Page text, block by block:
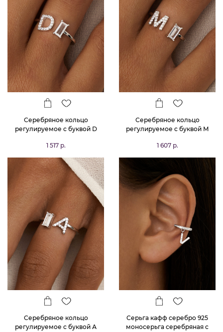
Серебряное кольцо
регулируемое с буквой D
1 517 р.
Серебряное кольцо
регулируемое с буквой М
1 607 р.
Серебряное кольцо
регулируемое с буквой А
Серьга кафф серебро 925
моносерьга серебряная с